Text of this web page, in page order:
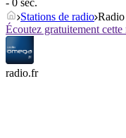
- 0 sec.
Stations de radio
Écoutez gratuitement
radio.fr